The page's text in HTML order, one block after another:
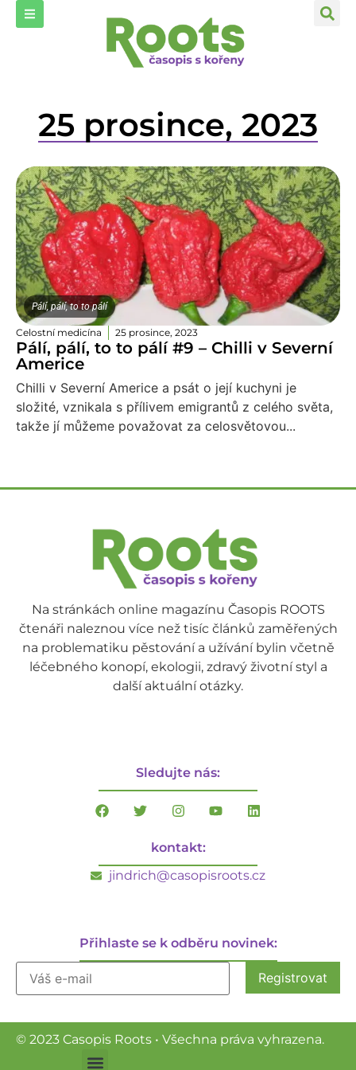
25 prosince, 2023
Pálí, pálí, to to pálí
Celostní medicína 25 prosince, 2023
Pálí, pálí, to to pálí #9 – Chilli v Severní
Americe
Chilli v Severní Americe a psát o její kuchyni je
složité, vznikala s přílivem emigrantů z celého světa,
takže jí můžeme považovat za celosvětovou...
Na stránkách online magazínu Časopis ROOTS
čtenáři naleznou více než tisíc článků zaměřených
na problematiku pěstování a užívání bylin včetně
léčebného konopí, ekologii, zdravý životní styl a
další aktuální otázky.
Sledujte nás:
kontakt:
jindrich@casopisroots.cz
Přihlaste se k odběru novinek:
© 2023 Casopis Roots • Všechna práva vyhrazena.